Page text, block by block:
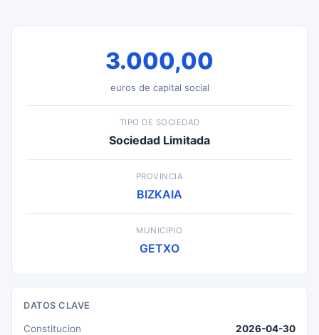
3.000,00
euros de capital social
TIPO DE SOCIEDAD
Sociedad Limitada
PROVINCIA
BIZKAIA
MUNICIPIO
GETXO
DATOS CLAVE
Constitucion
2026-04-30